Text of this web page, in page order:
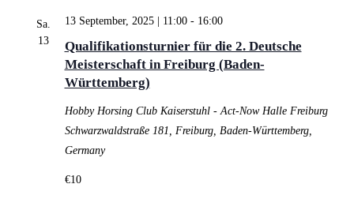
Sa.
13
Qualifikationsturnier für die 2. Deutsche
Meisterschaft in Freiburg (Baden-
Württemberg)
13 September, 2025 | 11:00- 16:00
Hobby Horsing Club Kaiserstuhl - Act-Now Halle Freiburg
Schwarzwaldstraße 181, Freiburg, Baden-Württemberg,
Germany
€10